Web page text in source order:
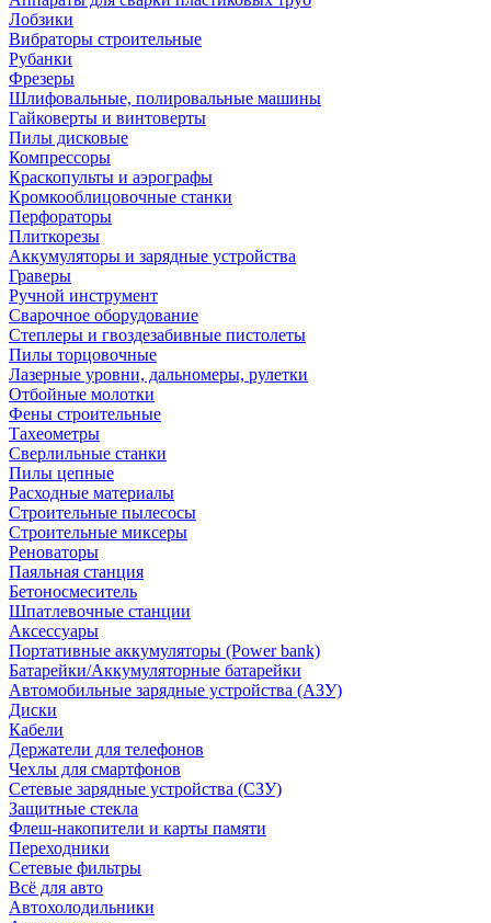
Лобзики
Вибраторы строительные
Рубанки
Фрезеры
Шлифовальные, полировальные машины
Гайковерты и винтоверты
Пилы дисковые
Компрессоры
Краскопульты и аэрографы
Кромкооблицовочные станки
Перфораторы
Плиткорезы
Аккумуляторы и зарядные устройства
Граверы
Ручной инструмент
Сварочное оборудование
Степлеры и гвоздезабивные пистолеты
Пилы торцовочные
Лазерные уровни, дальномеры, рулетки
Отбойные молотки
Фены строительные
Тахеометры
Сверлильные станки
Пилы цепные
Расходные материалы
Строительные пылесосы
Строительные миксеры
Реноваторы
Паяльная станция
Бетоносмеситель
Шпатлевочные станции
Аксессуары
Портативные аккумуляторы (Power bank)
Батарейки/Аккумуляторные батарейки
Автомобильные зарядные устройства (АЗУ)
Диски
Кабели
Держатели для телефонов
Чехлы для смартфонов
Сетевые зарядные устройства (СЗУ)
Защитные стекла
Флеш-накопители и карты памяти
Переходники
Сетевые фильтры
Всё для авто
Автохолодильники